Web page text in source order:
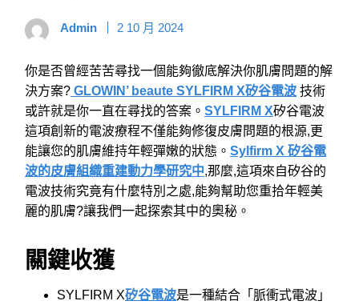
Admin 2 10 月 2024
你是否曾經苦苦尋找一個能夠徹底解決你肌膚問題的解
決方案? GLOWIN’ beaute SYLFIRM X矽谷電波 技術
或許就是你一直在尋找的答案。 SYLFIRM X矽谷電波
這項創新的電波療程不僅能夠修復皮膚問題的根源,更
能讓您的肌膚維持年輕彈嫩的狀態。 Sylfirm X 矽谷電
波的皮膚組織重建動力學研究中,那麼,這項來自矽谷的
電波技術究竟有什麼特別之處,能夠幫助您重拾年輕美
麗的肌膚?讓我們一起探索其中的奧秘。
關鍵收獲
SYLFIRM X矽谷電波是一種結合「脈衝式電波」